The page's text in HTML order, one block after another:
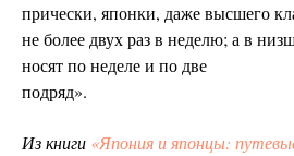
прически, японки, даже высшего
не более двух раз в неделю; а в
носят по неделе и по две
подряд».
Из книги «Япония и японцы: